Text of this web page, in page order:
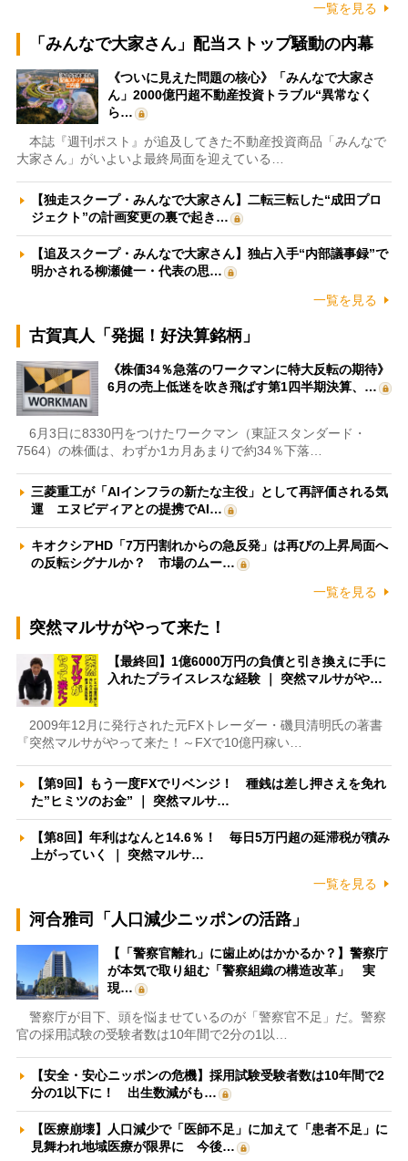
一覧を見る
「みんなで大家さん」配当ストップ騒動の内幕
《ついに見えた問題の核心》「みんなで大家さ
ん」2000億円超不動産投資トラブル“異常なく
ら…
本誌『週刊ポスト』が追及してきた不動産投資商品「みんなで
大家さん」がいよいよ最終局面を迎えている…
【独走スクープ・みんなで大家さん】二転三転した“成田プロ
ジェクト”の計画変更の裏で起き…
【追及スクープ・みんなで大家さん】独占入手“内部議事録”で
明かされる柳瀬健一・代表の思…
一覧を見る
古賀真人「発掘！好決算銘柄」
《株価34％急落のワークマンに特大反転の期待》
6月の売上低迷を吹き飛ばす第1四半期決算、…
6月3日に8330円をつけたワークマン（東証スタンダード・
7564）の株価は、わずか1カ月あまりで約34％下落…
三菱重工が「AIインフラの新たな主役」として再評価される気
運 エヌビディアとの提携でAI…
キオクシアHD「7万円割れからの急反発」は再びの上昇局面へ
の反転シグナルか？ 市場のムー…
一覧を見る
突然マルサがやって来た！
【最終回】1億6000万円の負債と引き換えに手に
入れたプライスレスな経験 ｜ 突然マルサがや…
2009年12月に発行された元FXトレーダー・磯貝清明氏の著書
『突然マルサがやって来た！～FXで10億円稼い…
【第9回】もう一度FXでリベンジ！ 種銭は差し押さえを免れ
た”ヒミツのお金” ｜ 突然マルサ…
【第8回】年利はなんと14.6％！ 毎日5万円超の延滞税が積み
上がっていく ｜ 突然マルサ…
一覧を見る
河合雅司「人口減少ニッポンの活路」
【「警察官離れ」に歯止めはかかるか？】警察庁
が本気で取り組む「警察組織の構造改革」 実
現…
警察庁が目下、頭を悩ませているのが「警察官不足」だ。警察
官の採用試験の受験者数は10年間で2分の1以…
【安全・安心ニッポンの危機】採用試験受験者数は10年間で2
分の1以下に！ 出生数減がも…
【医療崩壊】人口減少で「医師不足」に加えて「患者不足」に
見舞われ地域医療が限界に 今後…